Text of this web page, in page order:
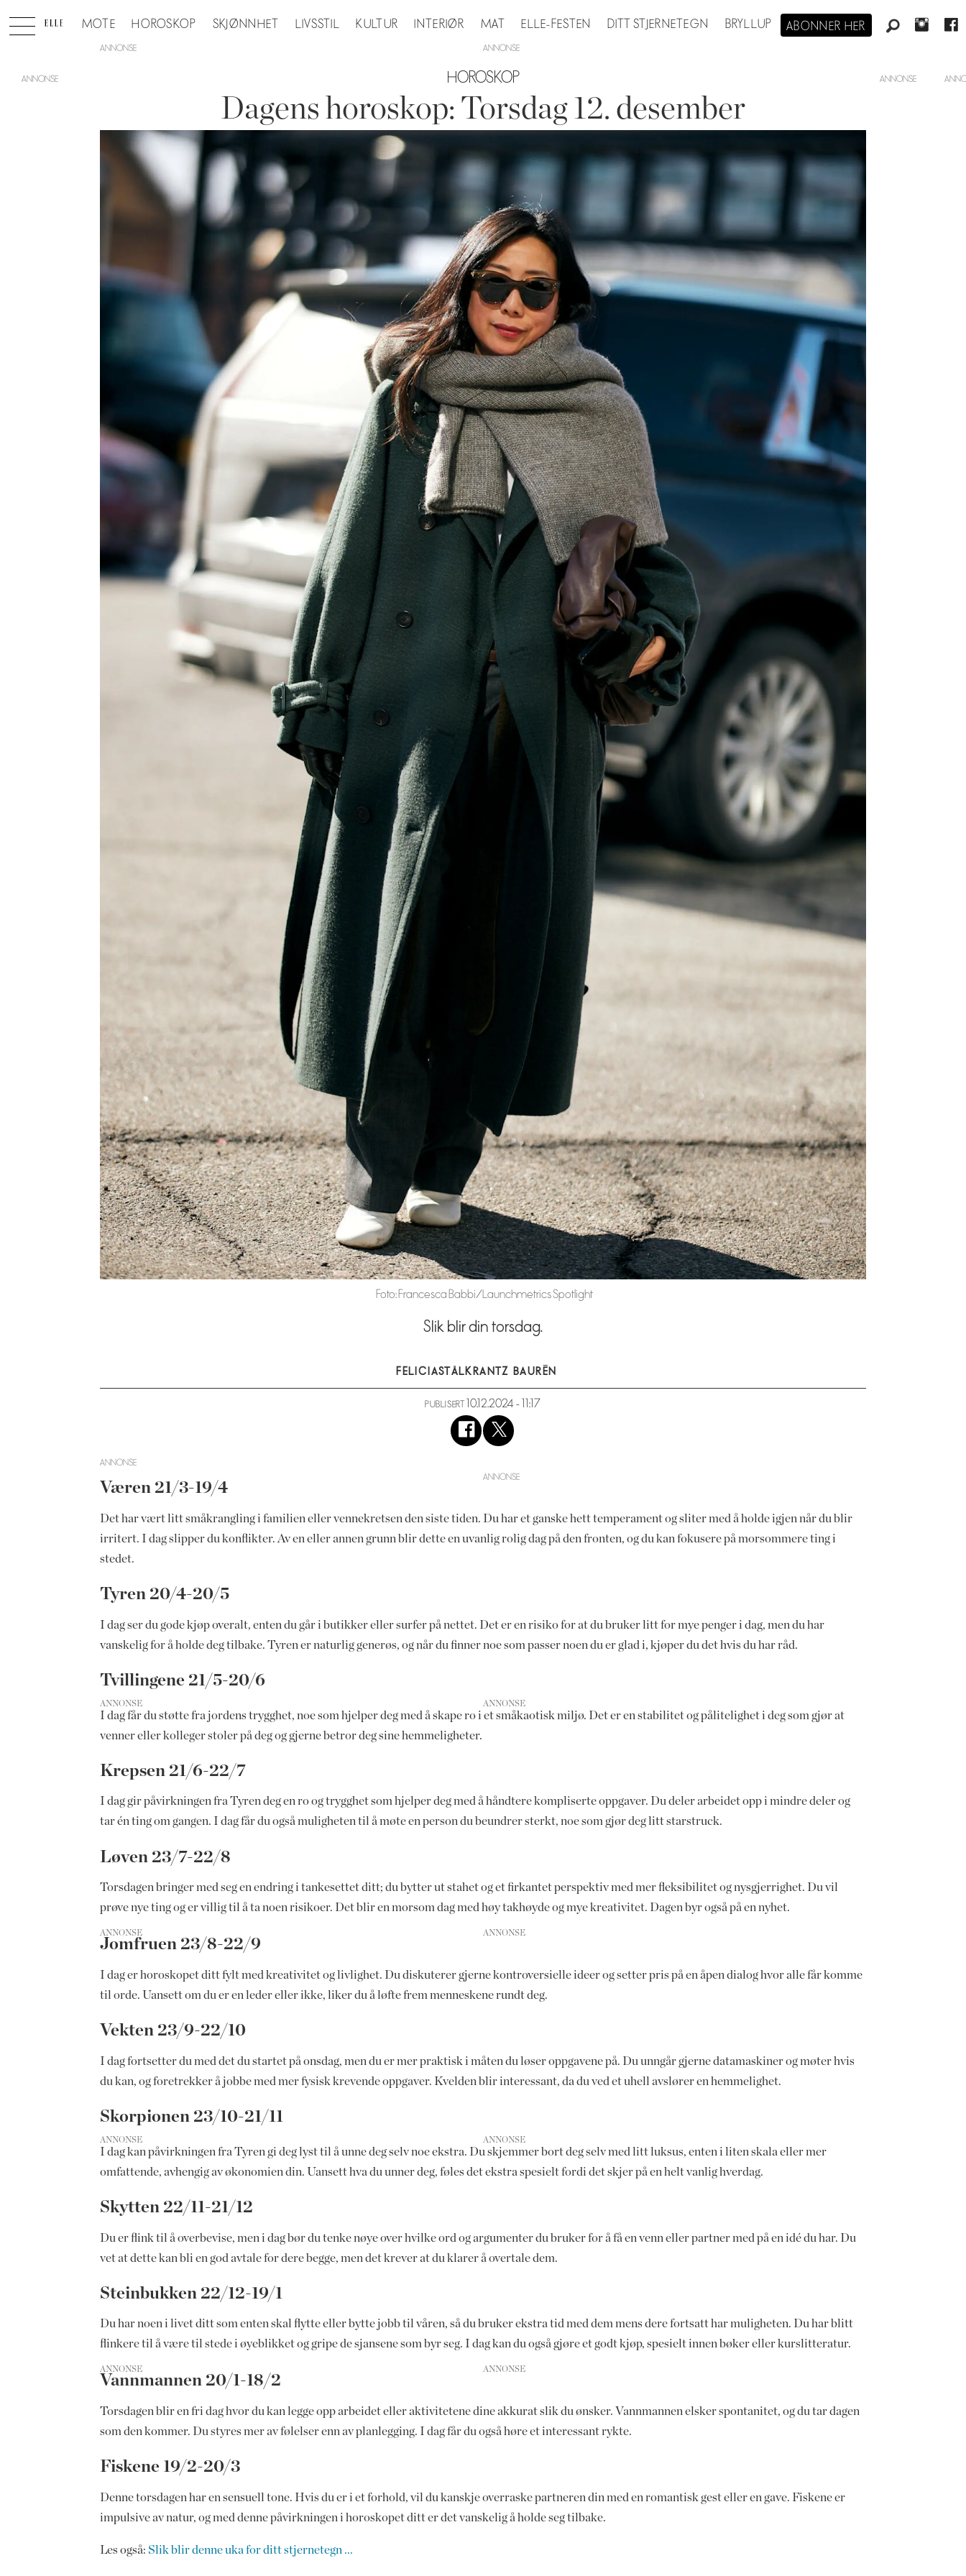
MOTE HOROSKOP SKJØNNHET LIVSSTIL KULTUR INTERIØR MAT ELLE-FESTEN DITT STJERNETEGN BRYLLUP ABONNER HER
ANNONSE
HOROSKOP
Dagens horoskop: Torsdag 12. desember
Foto: Francesca Babbi/Launchmetrics Spotlight
Slik blir din torsdag.
FELICIASTÅLKRANTZ BAURÉN
PUBLISERT 10.12.2024 - 11:17
ANNONSE
Væren 21/3-19/4
Det har vært litt småkrangling i familien eller vennekretsen den siste tiden. Du har et ganske hett temperament og sliter med å holde igjen når du blir
irritert. I dag slipper du konflikter. Av en eller annen grunn blir dette en uvanlig rolig dag på den fronten, og du kan fokusere på morsommere ting i
stedet.
Tyren 20/4-20/5
I dag ser du gode kjøp overalt, enten du går i butikker eller surfer på nettet. Det er en risiko for at du bruker litt for mye penger i dag, men du har
vanskelig for å holde deg tilbake. Tyren er naturlig generøs, og når du finner noe som passer noen du er glad i, kjøper du det hvis du har råd.
Tvillingene 21/5-20/6
ANNONSE
I dag får du støtte fra jordens trygghet, noe som hjelper deg med å skape ro i et småkaotisk miljø. Det er en stabilitet og pålitelighet i deg som gjør at
venner eller kolleger stoler på deg og gjerne betror deg sine hemmeligheter.
Krepsen 21/6-22/7
I dag gir påvirkningen fra Tyren deg en ro og trygghet som hjelper deg med å håndtere kompliserte oppgaver. Du deler arbeidet opp i mindre deler og
tar én ting om gangen. I dag får du også muligheten til å møte en person du beundrer sterkt, noe som gjør deg litt starstruck.
Løven 23/7-22/8
Torsdagen bringer med seg en endring i tankesettet ditt; du bytter ut stahet og et firkantet perspektiv med mer fleksibilitet og nysgjerrighet. Du vil
prøve nye ting og er villig til å ta noen risikoer. Det blir en morsom dag med høy takhøyde og mye kreativitet. Dagen byr også på en nyhet.
ANNONSE
Jomfruen 23/8-22/9
I dag er horoskopet ditt fylt med kreativitet og livlighet. Du diskuterer gjerne kontroversielle ideer og setter pris på en åpen dialog hvor alle får komme
til orde. Uansett om du er en leder eller ikke, liker du å løfte frem menneskene rundt deg.
Vekten 23/9-22/10
I dag fortsetter du med det du startet på onsdag, men du er mer praktisk i måten du løser oppgavene på. Du unngår gjerne datamaskiner og møter hvis
du kan, og foretrekker å jobbe med mer fysisk krevende oppgaver. Kvelden blir interessant, da du ved et uhell avslører en hemmelighet.
Skorpionen 23/10-21/11
ANNONSE
I dag kan påvirkningen fra Tyren gi deg lyst til å unne deg selv noe ekstra. Du skjemmer bort deg selv med litt luksus, enten i liten skala eller mer
omfattende, avhengig av økonomien din. Uansett hva du unner deg, føles det ekstra spesielt fordi det skjer på en helt vanlig hverdag.
Skytten 22/11-21/12
Du er flink til å overbevise, men i dag bør du tenke nøye over hvilke ord og argumenter du bruker for å få en venn eller partner med på en idé du har. Du
vet at dette kan bli en god avtale for dere begge, men det krever at du klarer å overtale dem.
Steinbukken 22/12-19/1
Du har noen i livet ditt som enten skal flytte eller bytte jobb til våren, så du bruker ekstra tid med dem mens dere fortsatt har muligheten. Du har blitt
flinkere til å være til stede i øyeblikket og gripe de sjansene som byr seg. I dag kan du også gjøre et godt kjøp, spesielt innen bøker eller kurslitteratur.
ANNONSE
Vannmannen 20/1-18/2
Torsdagen blir en fri dag hvor du kan legge opp arbeidet eller aktivitetene dine akkurat slik du ønsker. Vannmannen elsker spontanitet, og du tar dagen
som den kommer. Du styres mer av følelser enn av planlegging. I dag får du også høre et interessant rykte.
Fiskene 19/2-20/3
Denne torsdagen har en sensuell tone. Hvis du er i et forhold, vil du kanskje overraske partneren din med en romantisk gest eller en gave. Fiskene er
impulsive av natur, og med denne påvirkningen i horoskopet ditt er det vanskelig å holde seg tilbake.
Les også: Slik blir denne uka for ditt stjernetegn ...
ANNONSE